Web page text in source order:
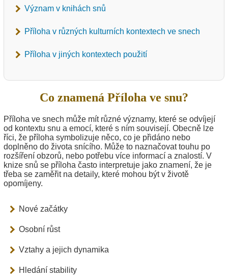
Význam v knihách snů
Příloha v různých kulturních kontextech ve snech
Příloha v jiných kontextech použití
Co znamená Příloha ve snu?
Příloha ve snech může mít různé významy, které se odvíjejí
od kontextu snu a emocí, které s ním souvisejí. Obecně lze
říci, že příloha symbolizuje něco, co je přidáno nebo
doplněno do života snícího. Může to naznačovat touhu po
rozšíření obzorů, nebo potřebu více informací a znalostí. V
knize snů se příloha často interpretuje jako znamení, že je
třeba se zaměřit na detaily, které mohou být v životě
opomíjeny.
Nové začátky
Osobní růst
Vztahy a jejich dynamika
Hledání stability